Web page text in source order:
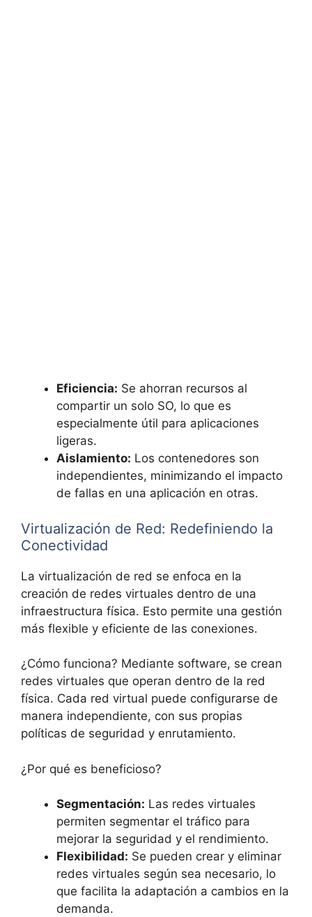
Eficiencia: Se ahorran recursos al
compartir un solo SO, lo que es
especialmente útil para aplicaciones
ligeras.
Aislamiento: Los contenedores son
independientes, minimizando el impacto
de fallas en una aplicación en otras.
Virtualización de Red: Redefiniendo la
Conectividad
La virtualización de red se enfoca en la
creación de redes virtuales dentro de una
infraestructura física. Esto permite una gestión
más flexible y eficiente de las conexiones.
¿Cómo funciona? Mediante software, se crean
redes virtuales que operan dentro de la red
física. Cada red virtual puede configurarse de
manera independiente, con sus propias
políticas de seguridad y enrutamiento.
¿Por qué es beneficioso?
Segmentación: Las redes virtuales
permiten segmentar el tráfico para
mejorar la seguridad y el rendimiento.
Flexibilidad: Se pueden crear y eliminar
redes virtuales según sea necesario, lo
que facilita la adaptación a cambios en la
demanda.